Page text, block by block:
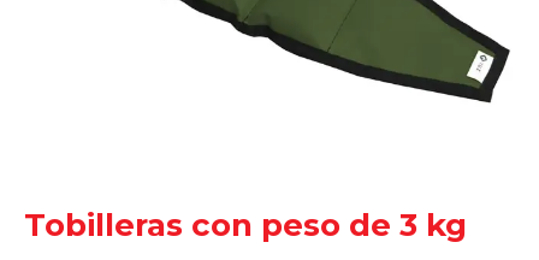
Tobilleras con peso de 3 kg